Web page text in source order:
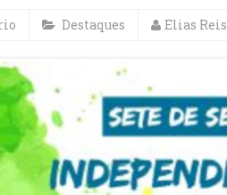
Destaques Elias Reis